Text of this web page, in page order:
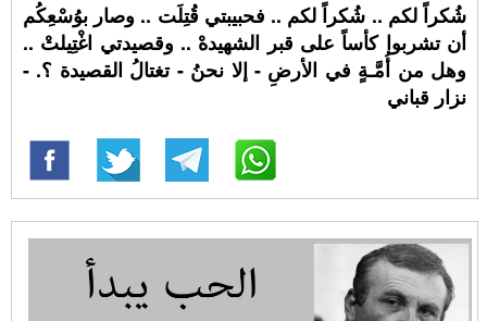
شُكراً لكم .. شُكراً لكم .. فحبيبتي قُتِلَت .. وصار بوُسْعِكُم
أن تشربوا كأساً على قبر الشهيدهْ .. وقصيدتي اغْتِيلتْ ..
وهل من أُمَّـةٍ في الأرضِ - إلا نحنُ - تغتالُ القصيدة ؟. -
نزار قباني